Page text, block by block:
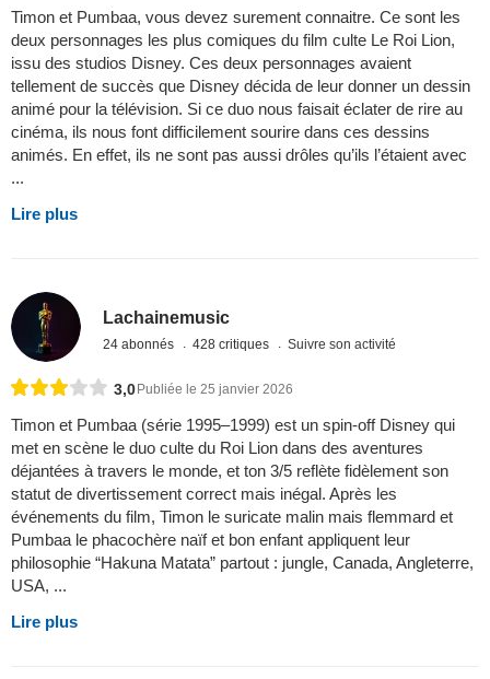
Timon et Pumbaa, vous devez surement connaitre. Ce sont les
deux personnages les plus comiques du film culte Le Roi Lion,
issu des studios Disney. Ces deux personnages avaient
tellement de succès que Disney décida de leur donner un dessin
animé pour la télévision. Si ce duo nous faisait éclater de rire au
cinéma, ils nous font difficilement sourire dans ces dessins
animés. En effet, ils ne sont pas aussi drôles qu’ils l’étaient avec
...
Lire plus
Lachainemusic
24 abonnés 428 critiques Suivre son activité
3,0 Publiée le 25 janvier 2026
Timon et Pumbaa (série 1995–1999) est un spin-off Disney qui
met en scène le duo culte du Roi Lion dans des aventures
déjantées à travers le monde, et ton 3/5 reflète fidèlement son
statut de divertissement correct mais inégal. Après les
événements du film, Timon le suricate malin mais flemmard et
Pumbaa le phacochère naïf et bon enfant appliquent leur
philosophie “Hakuna Matata” partout : jungle, Canada, Angleterre,
USA, ...
Lire plus